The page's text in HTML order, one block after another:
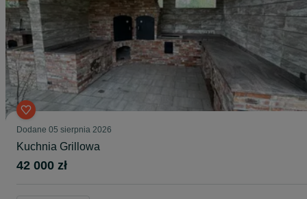
Dodane 05 sierpnia 2026
Kuchnia Grillowa
42 000 zł